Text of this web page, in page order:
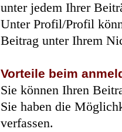
unter jedem Ihrer
Unter Profil/Profil
Beitrag unter Ihrem
Vorteile beim
Sie können Ihren
Sie haben die
verfassen.